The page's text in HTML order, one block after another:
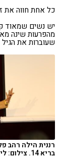
כל אחת חווה את
יש נשים שמאוד
מהפרעות שינה
שעוברות את
רננית הילה רהב
בריא 14. צילום: ליאור שני